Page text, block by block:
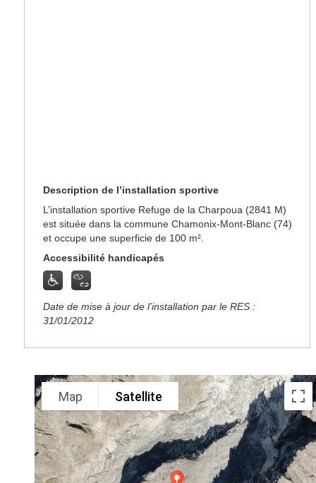
Description de l’installation sportive
L’installation sportive Refuge de la Charpoua (2841 M)
est située dans la commune Chamonix-Mont-Blanc (74)
et occupe une superficie de 100 m².
Accessibilité handicapés
Date de mise à jour de l’installation par le RES :
31/01/2012
Map Satellite